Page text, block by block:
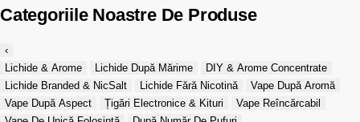
Categoriile Noastre De Produse
‹
Lichide & Arome
Lichide După Mărime
DIY & Arome Concentrate
Lichide Branded & NicSalt
Lichide Fără Nicotină
Vape După Aromă
Vape După Aspect
Țigări Electronice & Kituri
Vape Reîncărcabil